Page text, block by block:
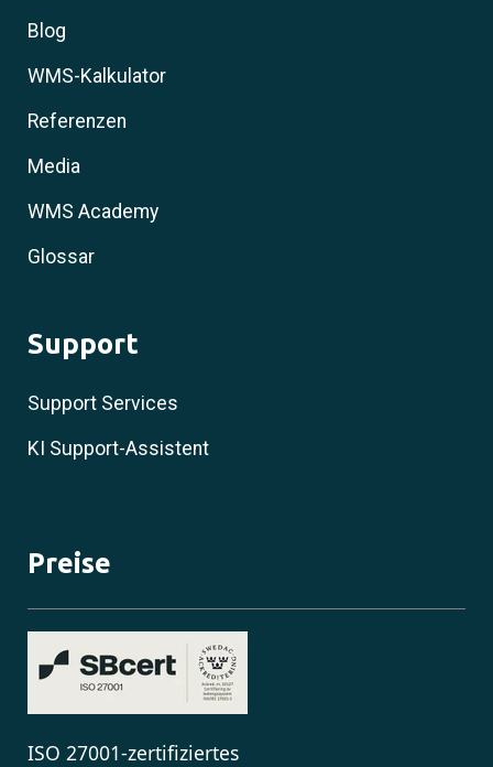
Blog
WMS-Kalkulator
Referenzen
Media
WMS Academy
Glossar
Support
Support Services
KI Support-Assistent
Preise
ISO 27001-zertifiziertes